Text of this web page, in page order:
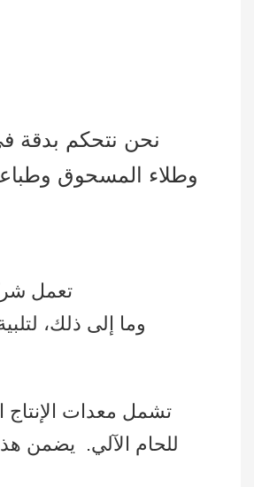
نحن نتحكم بدقة
وطلاء المسحوق
تشمل معدات الإنتاج
للحام الآلي.
يضمن هذا